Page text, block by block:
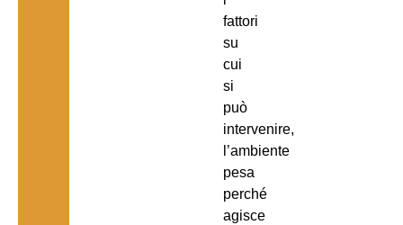
fattori
su
cui
si
può
intervenire,
l’ambiente
pesa
perché
agisce